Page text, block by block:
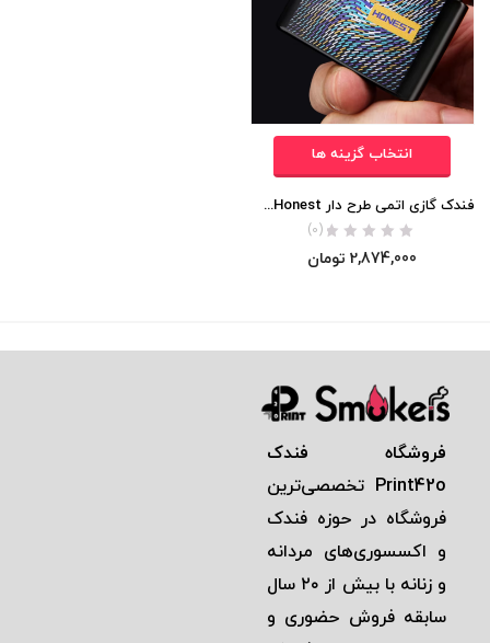
انتخاب گزینه ها
فندک گازی اتمی طرح دار Honest (طرح رانسون) اورجینال
(0)
2,874,000 تومان
فروشگاه فندک
Print42o تخصصی‌ترين
فروشگاه در حوزه فندک
و اكسسوری‌های مردانه
و زنانه با بيش از ٢٠ سال
سابقه فروش حضوری و